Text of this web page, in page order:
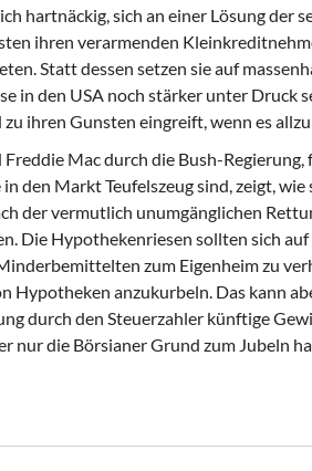
hartnäckig, sich an einer Lösung der
ihren verarmenden
Statt dessen setzen sie auf
in den USA noch stärker unter Druck
ihren Gunsten eingreift, wenn es
Mac durch die Bush-Regierung,
den Markt Teufelszeug sind, zeigt, wie
der vermutlich unumgänglichen
Die Hypothekenriesen sollten sich
zum Eigenheim zu
Hypotheken anzukurbeln. Das kann
durch den Steuerzahler künftige
die Börsianer Grund zum Jubeln